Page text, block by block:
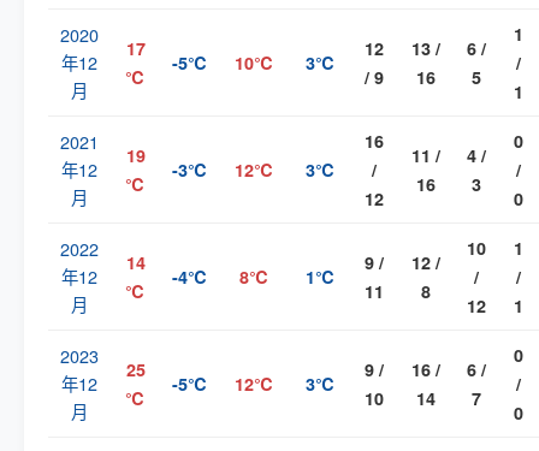
2020
年12
月
17
℃
-5℃ 10℃ 3℃
12
/ 9
13 /
16
6 /
5
1
/
1
2021
年12
月
19
℃
-3℃ 12℃ 3℃
16
/
12
11 /
16
4 /
3
0
/
0
2022
年12
月
14
℃
-4℃ 8℃ 1℃
9 /
11
12 /
8
10
/
12
1
/
1
2023
年12
月
25
℃
-5℃ 12℃ 3℃
9 /
10
16 /
14
6 /
7
0
/
0